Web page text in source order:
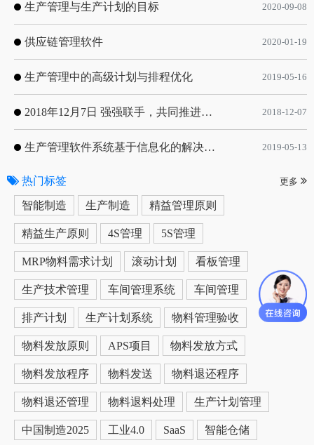
生产管理与生产计划的目标 2020-09-08
供应链管理软件 2020-01-19
生产管理中的高级计划与排程优化 2019-05-16
2018年12月7日 强强联手，共同推进电子器件领域APS应用典范 风华高科生产自动化工业互联网应用项目-APS项目启动会 2018-12-07
生产管理软件系统基于信息化的解决方案 2019-05-13
热门标签 更多
智能制造 生产制造 精益管理原则
精益生产原则 4S管理 5S管理
MRP物料需求计划 滚动计划 看板管理
生产技术管理 车间管理系统 车间管理
排产计划 生产计划系统 物料管理验收
物料发放原则 APS项目 物料发放方式
物料发放程序 物料发送 物料退还程序
物料退还管理 物料退料处理 生产计划管理
中国制造2025 工业4.0 SaaS 智能仓储